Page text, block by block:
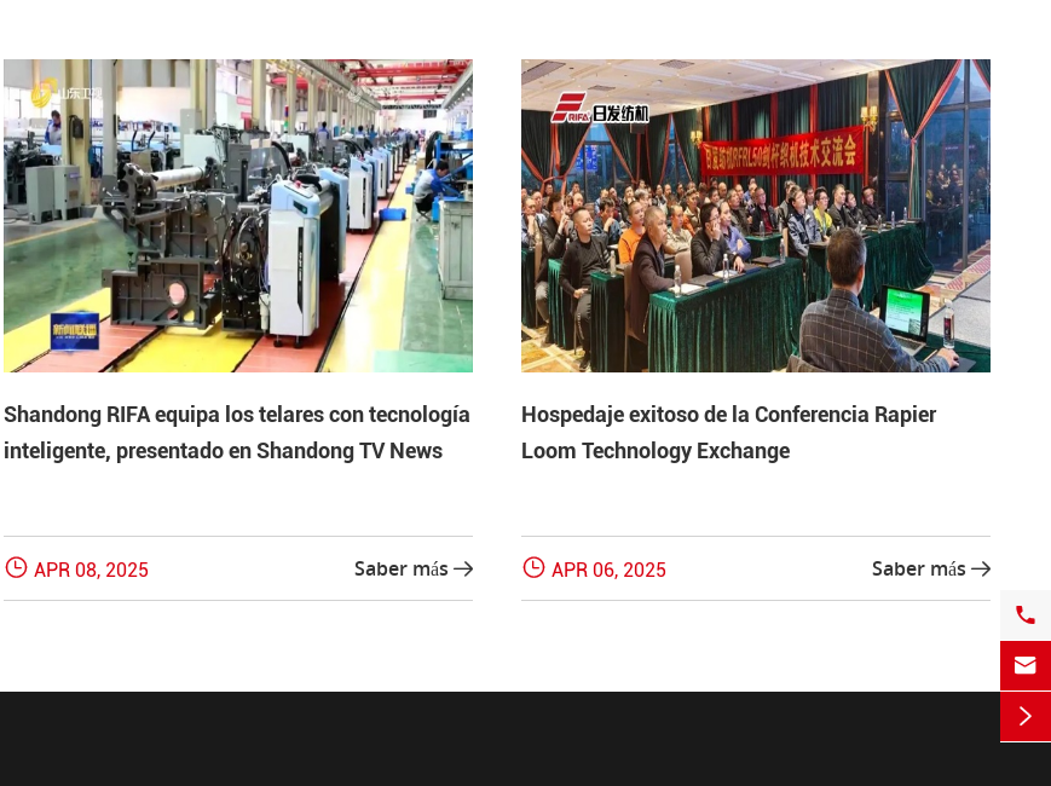
Shandong RIFA equipa los telares con tecnología
inteligente, presentado en Shandong TV News
 APR 08, 2025 Saber más 
Hospedaje exitoso de la Conferencia Rapier
Loom Technology Exchange
 APR 06, 2025 Saber más 


